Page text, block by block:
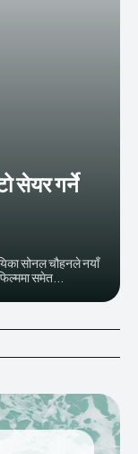
सेयर गर्ने
सोनल चौहनले नयाँ
समेत...